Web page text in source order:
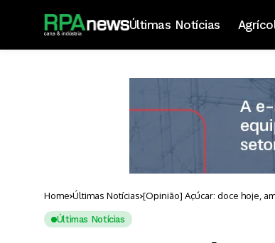
Últimas Notícias
Home Últimas Notícias [Opinião] Açúcar: doce hoje,
Últimas Notícias